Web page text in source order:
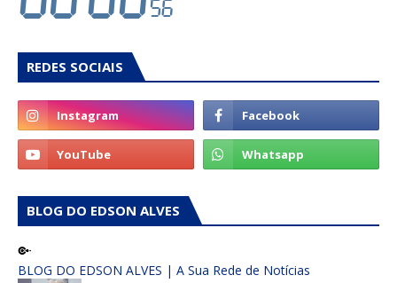
REDES SOCIAIS
BLOG DO EDSON ALVES
BLOG DO EDSON ALVES | A Sua Rede de Notícias